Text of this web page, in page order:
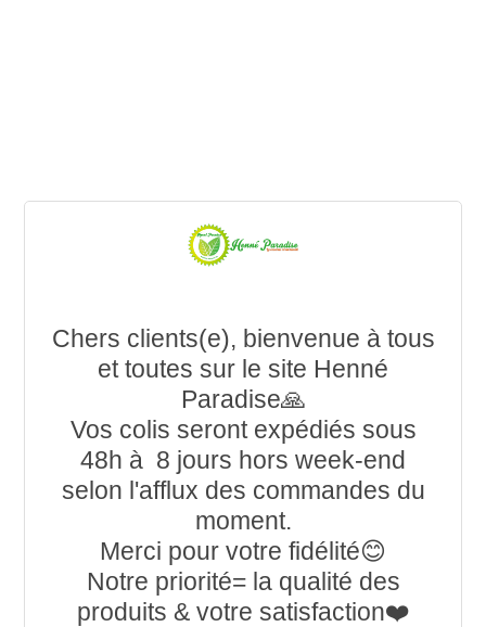
Chers clients(e), bienvenue à tous
et toutes sur le site Henné
Paradise🙏
Vos colis seront expédiés sous
48h à 8 jours hors week-end
selon l'afflux des commandes du
moment.
Merci pour votre fidélité😊
Notre priorité= la qualité des
produits & votre satisfaction❤️